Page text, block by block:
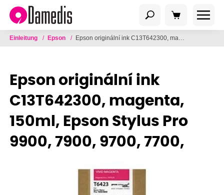
Einleitung / Epson / Epson originální ink C13T642300, magenta, 150ml, Epson Stylus Pro 9900, 7900, 9700, 7700,
Epson originální ink
C13T642300, magenta,
150ml, Epson Stylus Pro
9900, 7900, 9700, 7700,